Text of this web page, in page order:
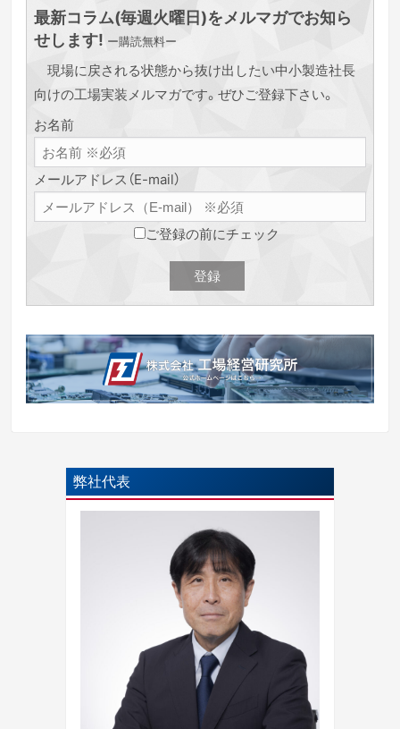
最新コラム(毎週火曜日)をメルマガでお知ら
せします! ー購読無料ー
現場に戻される状態から抜け出したい中小製造社長
向けの工場実装メルマガです。ぜひご登録下さい。
お名前
メールアドレス（E-mail）
ご登録の前にチェック
弊社代表